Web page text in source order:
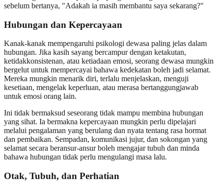
sebelum bertanya, "Adakah ia masih membantu saya sekarang?"
Hubungan dan Kepercayaan
Kanak-kanak mempengaruhi psikologi dewasa paling jelas dalam
hubungan. Jika kasih sayang bercampur dengan ketakutan,
ketidakkonsistenan, atau ketiadaan emosi, seorang dewasa mungkin
bergelut untuk mempercayai bahawa kedekatan boleh jadi selamat.
Mereka mungkin menarik diri, terlalu menjelaskan, menguji
kesetiaan, mengelak keperluan, atau merasa bertanggungjawab
untuk emosi orang lain.
Ini tidak bermaksud seseorang tidak mampu membina hubungan
yang sihat. Ia bermakna kepercayaan mungkin perlu dipelajari
melalui pengalaman yang berulang dan nyata tentang rasa hormat
dan pembaikan. Sempadan, komunikasi jujur, dan sokongan yang
selamat secara beransur-ansur boleh mengajar tubuh dan minda
bahawa hubungan tidak perlu mengulangi masa lalu.
Otak, Tubuh, dan Perhatian